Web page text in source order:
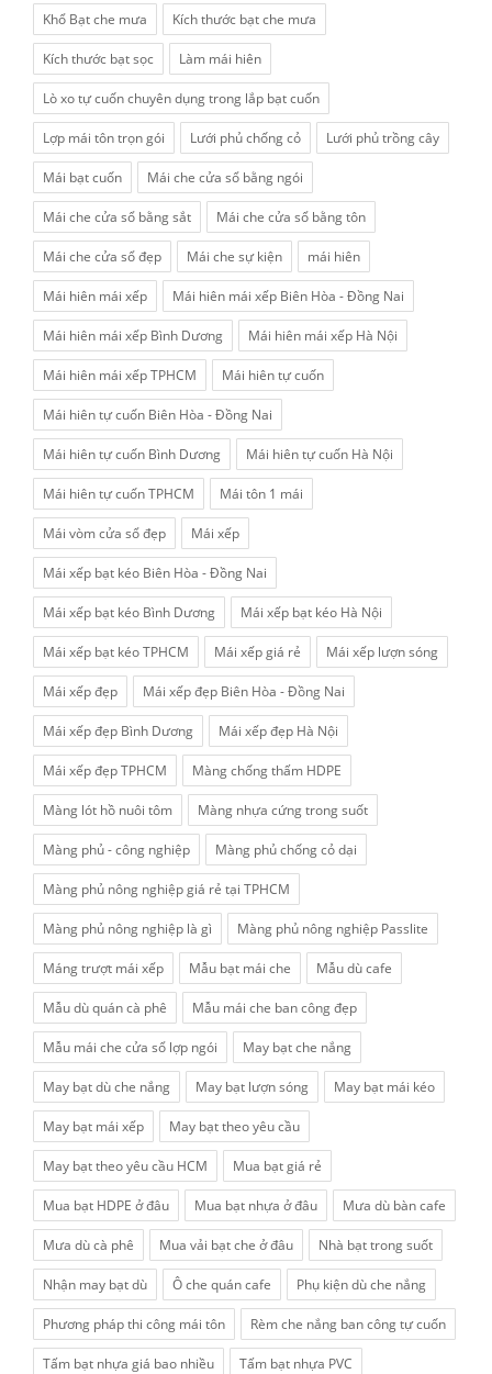
Khổ Bạt che mưa Kích thước bạt che mưa
Kích thước bạt sọc Làm mái hiên
Lò xo tự cuốn chuyên dụng trong lắp bạt cuốn
Lợp mái tôn trọn gói Lưới phủ chống cỏ Lưới phủ trồng cây
Mái bạt cuốn Mái che cửa sổ bằng ngói
Mái che cửa sổ bằng sắt Mái che cửa sổ bằng tôn
Mái che cửa sổ đẹp Mái che sự kiện mái hiên
Mái hiên mái xếp Mái hiên mái xếp Biên Hòa - Đồng Nai
Mái hiên mái xếp Bình Dương Mái hiên mái xếp Hà Nội
Mái hiên mái xếp TPHCM Mái hiên tự cuốn
Mái hiên tự cuốn Biên Hòa - Đồng Nai
Mái hiên tự cuốn Bình Dương Mái hiên tự cuốn Hà Nội
Mái hiên tự cuốn TPHCM Mái tôn 1 mái
Mái vòm cửa sổ đẹp Mái xếp
Mái xếp bạt kéo Biên Hòa - Đồng Nai
Mái xếp bạt kéo Bình Dương Mái xếp bạt kéo Hà Nội
Mái xếp bạt kéo TPHCM Mái xếp giá rẻ Mái xếp lượn sóng
Mái xếp đẹp Mái xếp đẹp Biên Hòa - Đồng Nai
Mái xếp đẹp Bình Dương Mái xếp đẹp Hà Nội
Mái xếp đẹp TPHCM Màng chống thấm HDPE
Màng lót hồ nuôi tôm Màng nhựa cứng trong suốt
Màng phủ - công nghiệp Màng phủ chống cỏ dại
Màng phủ nông nghiệp giá rẻ tại TPHCM
Màng phủ nông nghiệp là gì Màng phủ nông nghiệp Passlite
Máng trượt mái xếp Mẫu bạt mái che Mẫu dù cafe
Mẫu dù quán cà phê Mẫu mái che ban công đẹp
Mẫu mái che cửa sổ lợp ngói May bạt che nắng
May bạt dù che nắng May bạt lượn sóng May bạt mái kéo
May bạt mái xếp May bạt theo yêu cầu
May bạt theo yêu cầu HCM Mua bạt giá rẻ
Mua bạt HDPE ở đâu Mua bạt nhựa ở đâu Mưa dù bàn cafe
Mưa dù cà phê Mua vải bạt che ở đâu Nhà bạt trong suốt
Nhận may bạt dù Ô che quán cafe Phụ kiện dù che nắng
Phương pháp thi công mái tôn Rèm che nắng ban công tự cuốn
Tấm bạt nhựa giá bao nhiều Tấm bạt nhựa PVC